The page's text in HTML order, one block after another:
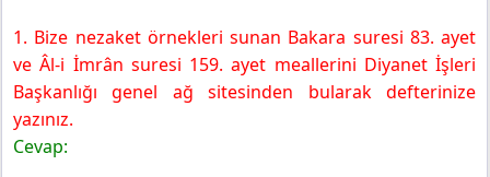
Etkinlik- 2
Etkinlik- 3
Temel Dini Bilgiler (İSLAM-1) Ders Kitabı Sayfa 87
Cevapları E-Kare Yayıncılık
1. Bize nezaket örnekleri sunan Bakara suresi 83. ayet
ve Âl-i İmrân suresi 159. ayet meallerini Diyanet İşleri
Başkanlığı genel ağ sitesinden bularak defterinize
yazınız.
Cevap: